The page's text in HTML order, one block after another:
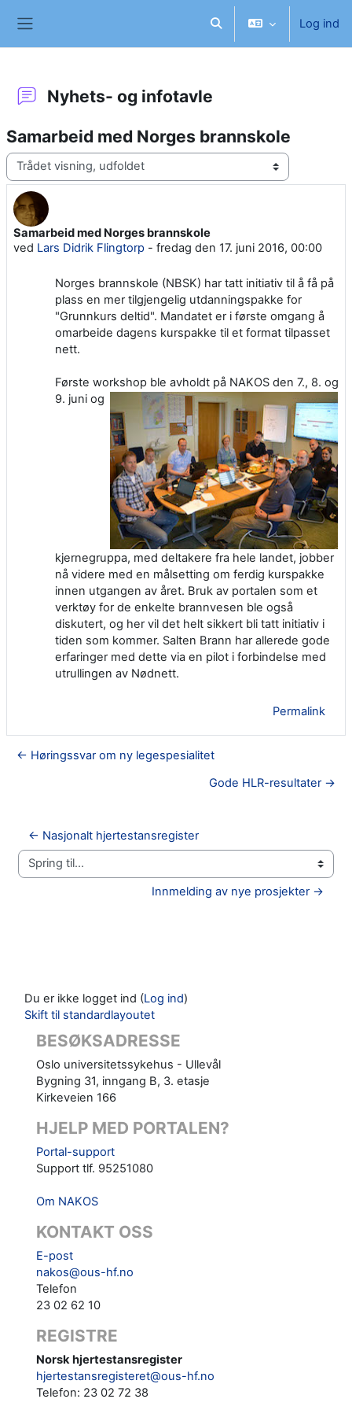
Skift søgeindput Log ind
Nyhets- og infotavle
Samarbeid med Norges brannskole
Visningsform
Samarbeid med Norges brannskole
ved Lars Didrik Flingtorp - fredag den 17. juni 2016, 00:00
Antal besvarelser: 0
Norges brannskole (NBSK) har tatt initiativ til å få på
plass en mer tilgjengelig utdanningspakke for
"Grunnkurs deltid". Mandatet er i første omgang å
omarbeide dagens kurspakke til et format tilpasset
nett.
Første workshop ble avholdt på NAKOS den 7., 8. og
9. juni og
kjernegruppa, med deltakere fra hele landet, jobber
nå videre med en målsetting om ferdig kurspakke
innen utgangen av året. Bruk av portalen som et
verktøy for de enkelte brannvesen ble også
diskutert, og her vil det helt sikkert bli tatt initiativ i
tiden som kommer. Salten Brann har allerede gode
erfaringer med dette via en pilot i forbindelse med
utrullingen av Nødnett.
Permalink
← Høringssvar om ny legespesialitet
Gode HLR-resultater →
← Nasjonalt hjertestansregister
Spring til...
Innmelding av nye prosjekter →
Du er ikke logget ind (Log ind)
Skift til standardlayoutet
BESØKSADRESSE
Oslo universitetssykehus - Ullevål
Bygning 31, inngang B, 3. etasje
Kirkeveien 166
HJELP MED PORTALEN?
Portal-support
Support tlf. 95251080
Om NAKOS
KONTAKT OSS
E-post
nakos@ous-hf.no
Telefon
23 02 62 10
REGISTRE
Norsk hjertestansregister
hjertestansregisteret@ous-hf.no
Telefon: 23 02 72 38